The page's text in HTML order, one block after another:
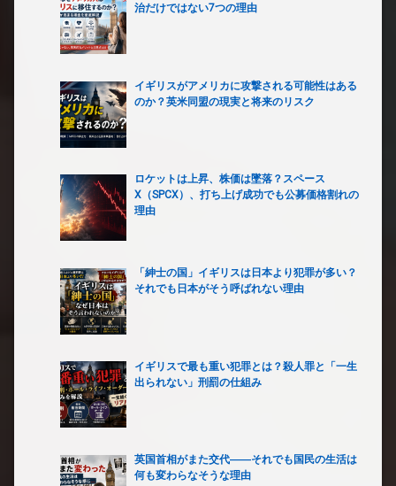
治だけではない7つの理由
イギリスがアメリカに攻撃される可能性はある
のか？英米同盟の現実と将来のリスク
ロケットは上昇、株価は墜落？スペース
X（SPCX）、打ち上げ成功でも公募価格割れの
理由
「紳士の国」イギリスは日本より犯罪が多い？
それでも日本がそう呼ばれない理由
イギリスで最も重い犯罪とは？殺人罪と「一生
出られない」刑罰の仕組み
英国首相がまた交代――それでも国民の生活は
何も変わらなそうな理由